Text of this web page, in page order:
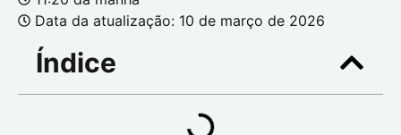
Data da atualização: 10 de março de 2026
Índice